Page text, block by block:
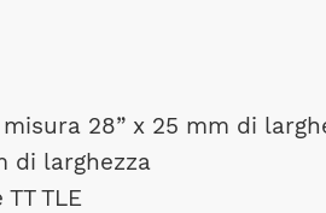
28” x 25 mm di
di larghezza
TLE